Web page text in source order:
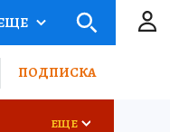
ПОДПИСКА
ЕЩЕ